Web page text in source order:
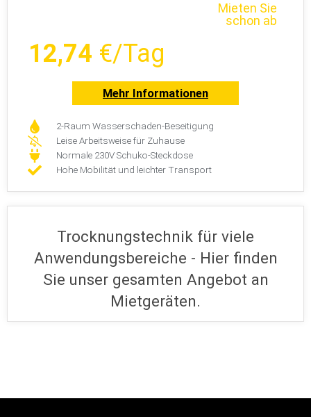
Mieten Sie
schon ab
12,74 €/Tag
Mehr Informationen
2-Raum Wasserschaden-Beseitigung
Leise Arbeitsweise für Zuhause
Normale 230V Schuko-Steckdose
Hohe Mobilität und leichter Transport
Trocknungstechnik für viele
Anwendungsbereiche - Hier finden
Sie unser gesamten Angebot an
Mietgeräten.